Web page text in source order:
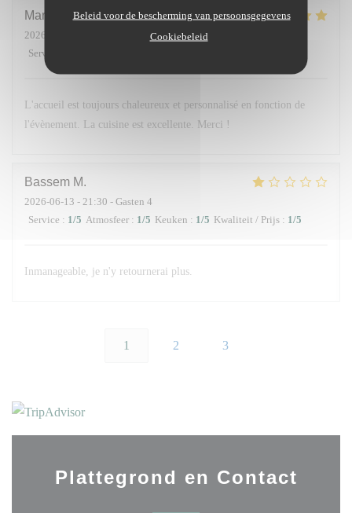
Beleid voor de bescherming van persoonsgegevens
Cookiebeleid
Maria
2026-06-14
- 13:00 - Gasten 10
Service
L'accueil est toujours chaleureux et personnalisé en fonction de
l'évènement. La cuisine est excellente. Merci !
Bassem M
2026-06-13 - 21:30 - Gasten 4
Service : 1/5 Atmosfeer : 1/5 Keuken : 1/5 Kwaliteit / Prijs : 1/5
Inmanageable, je n'y retournerai plus.
1 2 3
Plattegrond en Contact